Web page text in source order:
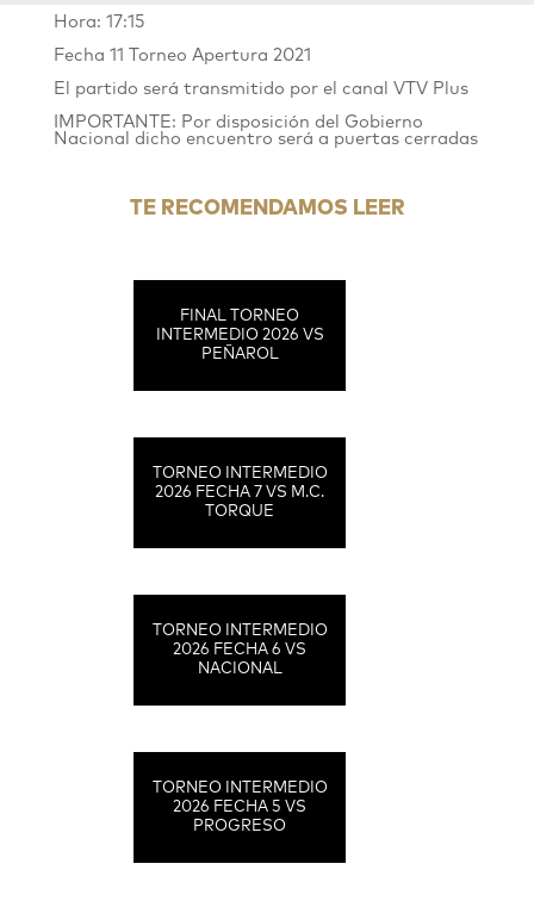
Hora: 17:15
Fecha 11 Torneo Apertura 2021
El partido será transmitido por el canal VTV Plus
IMPORTANTE: Por disposición del Gobierno
Nacional dicho encuentro será a puertas cerradas
TE RECOMENDAMOS LEER
FINAL TORNEO
INTERMEDIO 2026 VS
PEÑAROL
TORNEO INTERMEDIO
2026 FECHA 7 VS M.C.
TORQUE
TORNEO INTERMEDIO
2026 FECHA 6 VS
NACIONAL
TORNEO INTERMEDIO
2026 FECHA 5 VS
PROGRESO